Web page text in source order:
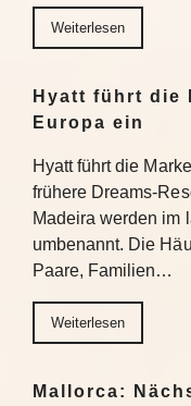
Weiterlesen
Hyatt führt die
Europa ein
Hyatt führt die
frühere Dreams-
Madeira werden im
umbenannt. Die
Paare, Familien…
Weiterlesen
Mallorca: